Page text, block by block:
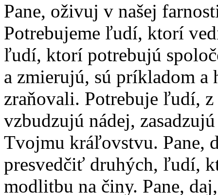
Pane, oživuj v našej
Potrebujeme ľudí, ktorí
ľudí, ktorí potrebujú
a zmierujú, sú príkladom a
zraňovali. Potrebuje ľudí,
vzbudzujú nádej,
Tvojmu kráľovstvu. Pane,
presvedčiť druhých, ľudí,
modlitbu na činy. Pane,